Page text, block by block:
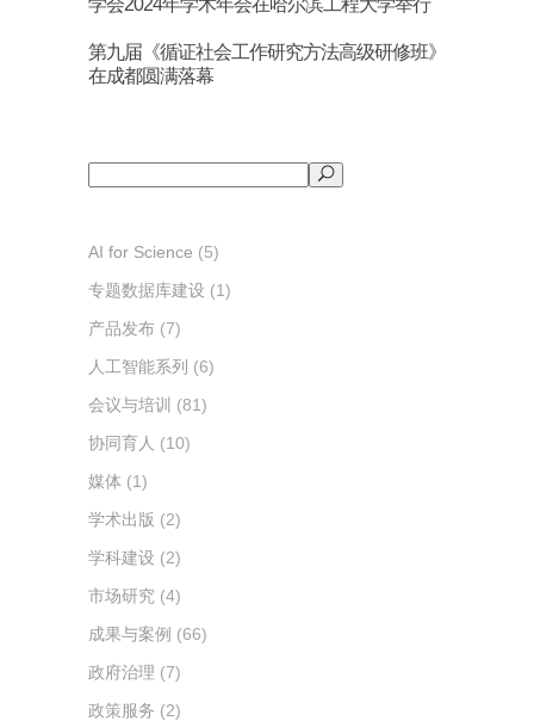
学会2024年学术年会在哈尔滨工程大学举行
第九届《循证社会工作研究方法高级研修班》
在成都圆满落幕
AI for Science (5)
专题数据库建设 (1)
产品发布 (7)
人工智能系列 (6)
会议与培训 (81)
协同育人 (10)
媒体 (1)
学术出版 (2)
学科建设 (2)
市场研究 (4)
成果与案例 (66)
政府治理 (7)
政策服务 (2)